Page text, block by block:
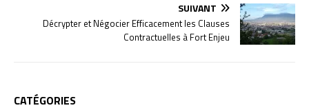
SUIVANT
Décrypter et Négocier Efficacement les Clauses
Contractuelles à Fort Enjeu
CATÉGORIES